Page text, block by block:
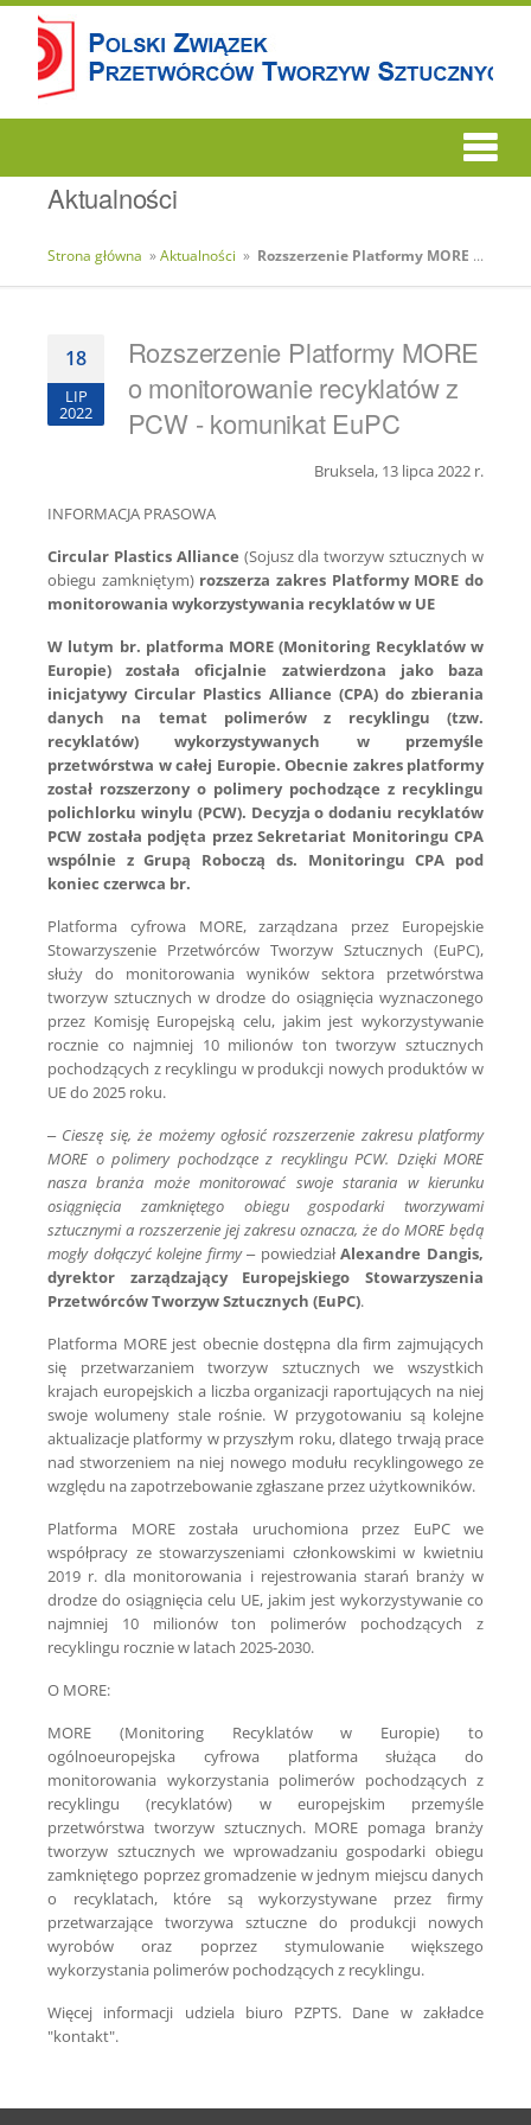
Aktualności
Strona główna »Aktualności » Rozszerzenie Platformy MORE o monitorowanie recyklatów z PCW - komunikat EuPC
18
LIP
2022
Rozszerzenie Platformy MORE
o monitorowanie recyklatów z
PCW - komunikat EuPC
Bruksela, 13 lipca 2022 r.
INFORMACJA PRASOWA
Circular Plastics Alliance (Sojusz dla tworzyw sztucznych w
obiegu zamkniętym) rozszerza zakres Platformy MORE do
monitorowania wykorzystywania recyklatów w UE
W lutym br. platforma MORE (Monitoring Recyklatów w
Europie) została oficjalnie zatwierdzona jako baza
inicjatywy Circular Plastics Alliance (CPA) do zbierania
danych na temat polimerów z recyklingu (tzw.
recyklatów) wykorzystywanych w przemyśle
przetwórstwa w całej Europie. Obecnie zakres platformy
został rozszerzony o polimery pochodzące z recyklingu
polichlorku winylu (PCW). Decyzja o dodaniu recyklatów
PCW została podjęta przez Sekretariat Monitoringu CPA
wspólnie z Grupą Roboczą ds. Monitoringu CPA pod
koniec czerwca br.
Platforma cyfrowa MORE, zarządzana przez Europejskie
Stowarzyszenie Przetwórców Tworzyw Sztucznych (EuPC),
służy do monitorowania wyników sektora przetwórstwa
tworzyw sztucznych w drodze do osiągnięcia wyznaczonego
przez Komisję Europejską celu, jakim jest wykorzystywanie
rocznie co najmniej 10 milionów ton tworzyw sztucznych
pochodzących z recyklingu w produkcji nowych produktów w
UE do 2025 roku.
– Cieszę się, że możemy ogłosić rozszerzenie zakresu platformy
MORE o polimery pochodzące z recyklingu PCW. Dzięki MORE
nasza branża może monitorować swoje starania w kierunku
osiągnięcia zamkniętego obiegu gospodarki tworzywami
sztucznymi a rozszerzenie jej zakresu oznacza, że do MORE będą
mogły dołączyć kolejne firmy– powiedziałAlexandre Dangis,
dyrektor zarządzający Europejskiego Stowarzyszenia
Przetwórców Tworzyw Sztucznych (EuPC).
Platforma MORE jest obecnie dostępna dla firm zajmujących
się przetwarzaniem tworzyw sztucznych we wszystkich
krajach europejskich a liczba organizacji raportujących na niej
swoje wolumeny stale rośnie. W przygotowaniu są kolejne
aktualizacje platformy w przyszłym roku, dlatego trwają prace
nad stworzeniem na niej nowego modułu recyklingowego ze
względu na zapotrzebowanie zgłaszane przez użytkowników.
Platforma MORE została uruchomiona przez EuPC we
współpracy ze stowarzyszeniami członkowskimi w kwietniu
2019 r. dla monitorowania i rejestrowania starań branży w
drodze do osiągnięcia celu UE, jakim jest wykorzystywanie co
najmniej 10 milionów ton polimerów pochodzących z
recyklingu rocznie w latach 2025-2030.
O MORE:
MORE (Monitoring Recyklatów w Europie) to
ogólnoeuropejska cyfrowa platforma służąca do
monitorowania wykorzystania polimerów pochodzących z
recyklingu (recyklatów) w europejskim przemyśle
przetwórstwa tworzyw sztucznych. MORE pomaga branży
tworzyw sztucznych we wprowadzaniu gospodarki obiegu
zamkniętego poprzez gromadzenie w jednym miejscu danych
o recyklatach, które są wykorzystywane przez firmy
przetwarzające tworzywa sztuczne do produkcji nowych
wyrobów oraz poprzez stymulowanie większego
wykorzystania polimerów pochodzących z recyklingu.
Więcej informacji udziela biuro PZPTS. Dane w zakładce
"kontakt".